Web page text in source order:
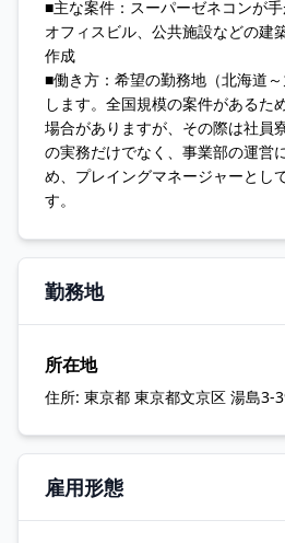
■主な案件：スーパーゼネコンが手
オフィスビル、公共施設などの建
作成
■働き方：希望の勤務地（北海道
します。全国規模の案件があるた
場合がありますが、その際は社員
の実務だけでなく、事業部の運営
め、プレイングマネージャーとし
す。
勤務地
所在地
住所: 東京都 東京都文京区 湯島3-
雇用形態